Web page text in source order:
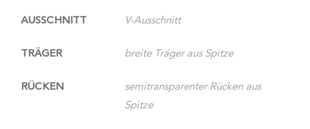
AUSSCHNITT V-Ausschnitt
TRÄGER breite Träger aus Spitze
RÜCKEN
semitransparenter Rücken aus
Spitze